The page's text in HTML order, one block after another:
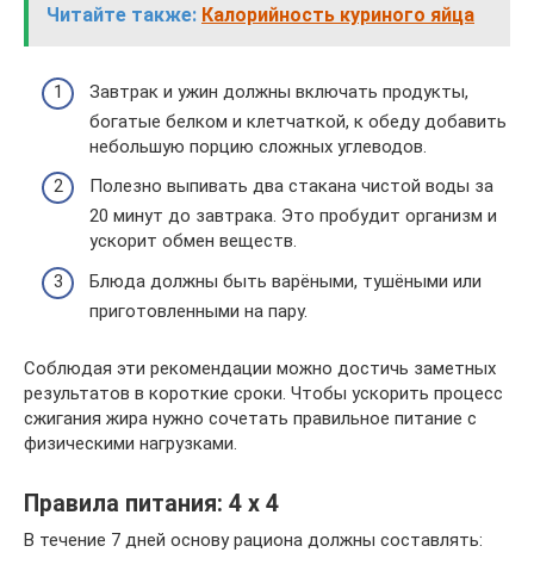
Читайте также: Калорийность куриного яйца
Завтрак и ужин должны включать продукты,
богатые белком и клетчаткой, к обеду добавить
небольшую порцию сложных углеводов.
Полезно выпивать два стакана чистой воды за
20 минут до завтрака. Это пробудит организм и
ускорит обмен веществ.
Блюда должны быть варёными, тушёными или
приготовленными на пару.
Соблюдая эти рекомендации можно достичь заметных
результатов в короткие сроки. Чтобы ускорить процесс
сжигания жира нужно сочетать правильное питание с
физическими нагрузками.
Правила питания: 4 х 4
В течение 7 дней основу рациона должны составлять: